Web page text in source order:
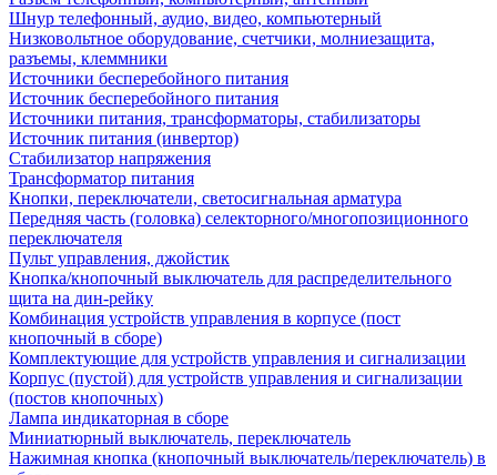
Шнур телефонный, аудио, видео, компьютерный
Низковольтное оборудование, счетчики, молниезащита,
разъемы, клеммники
Источники бесперебойного питания
Источник бесперебойного питания
Источники питания, трансформаторы, стабилизаторы
Источник питания (инвертор)
Стабилизатор напряжения
Трансформатор питания
Кнопки, переключатели, светосигнальная арматура
Передняя часть (головка) селекторного/многопозиционного
переключателя
Пульт управления, джойстик
Кнопка/кнопочный выключатель для распределительного
щита на дин-рейку
Комбинация устройств управления в корпусе (пост
кнопочный в сборе)
Комплектующие для устройств управления и сигнализации
Корпус (пустой) для устройств управления и сигнализации
(постов кнопочных)
Лампа индикаторная в сборе
Миниатюрный выключатель, переключатель
Нажимная кнопка (кнопочный выключатель/переключатель) в